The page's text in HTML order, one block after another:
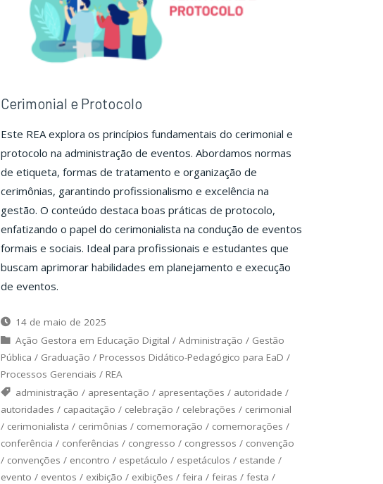
Cerimonial e Protocolo
Este REA explora os princípios fundamentais do cerimonial e
protocolo na administração de eventos. Abordamos normas
de etiqueta, formas de tratamento e organização de
cerimônias, garantindo profissionalismo e excelência na
gestão. O conteúdo destaca boas práticas de protocolo,
enfatizando o papel do cerimonialista na condução de eventos
formais e sociais. Ideal para profissionais e estudantes que
buscam aprimorar habilidades em planejamento e execução
de eventos.
14 de maio de 2025
Ação Gestora em Educação Digital /Administração / Gestão
Pública / Graduação / Processos Didático-Pedagógico para EaD /
Processos Gerenciais / REA
administração / apresentação / apresentações / autoridade /
autoridades / capacitação / celebração / celebrações / cerimonial
/ cerimonialista / cerimônias / comemoração / comemorações /
conferência / conferências / congresso / congressos / convenção
/ convenções / encontro / espetáculo / espetáculos / estande /
evento / eventos / exibição / exibições / feira / feiras / festa /